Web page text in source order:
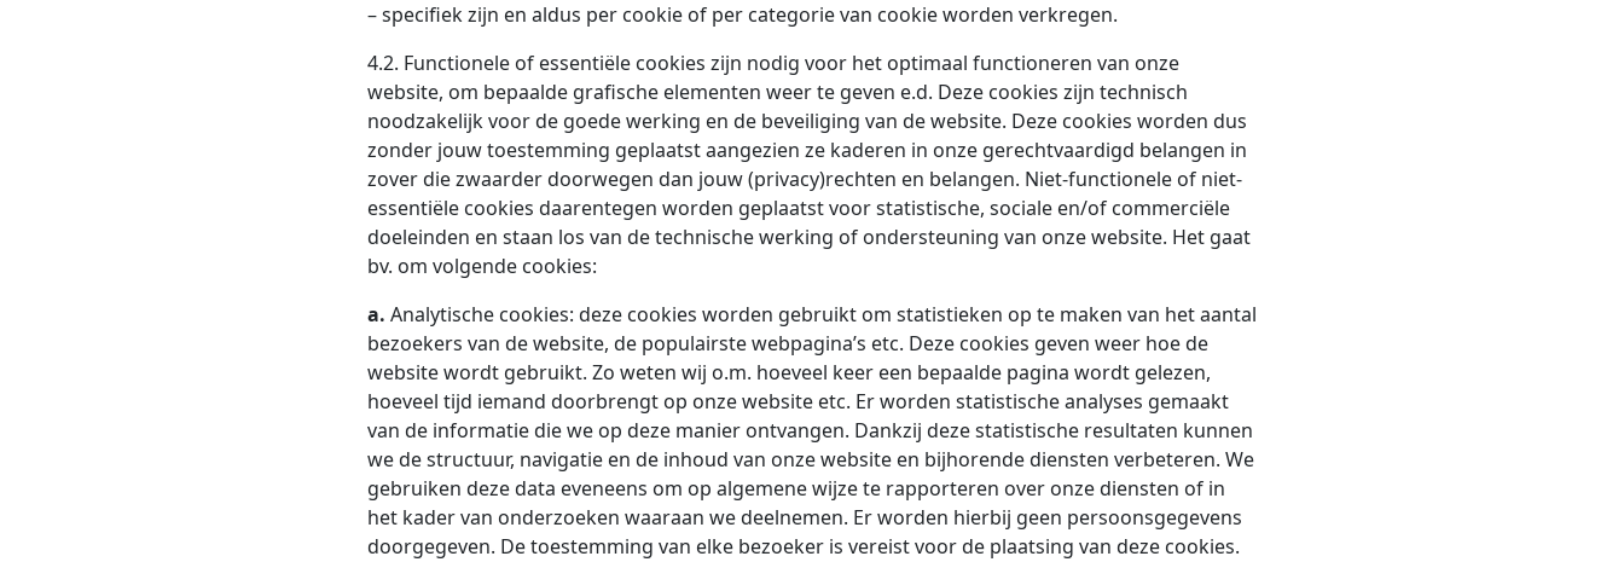
– specifiek zijn en aldus per cookie of per categorie van cookie worden verkregen.
4.2. Functionele of essentiële cookies zijn nodig voor het optimaal functioneren van onze
website, om bepaalde grafische elementen weer te geven e.d. Deze cookies zijn technisch
noodzakelijk voor de goede werking en de beveiliging van de website. Deze cookies worden dus
zonder jouw toestemming geplaatst aangezien ze kaderen in onze gerechtvaardigd belangen in
zover die zwaarder doorwegen dan jouw (privacy)rechten en belangen. Niet-functionele of niet-
essentiële cookies daarentegen worden geplaatst voor statistische, sociale en/of commerciële
doeleinden en staan los van de technische werking of ondersteuning van onze website. Het gaat
bv. om volgende cookies:
a. Analytische cookies: deze cookies worden gebruikt om statistieken op te maken van het aantal
bezoekers van de website, de populairste webpagina’s etc. Deze cookies geven weer hoe de
website wordt gebruikt. Zo weten wij o.m. hoeveel keer een bepaalde pagina wordt gelezen,
hoeveel tijd iemand doorbrengt op onze website etc. Er worden statistische analyses gemaakt
van de informatie die we op deze manier ontvangen. Dankzij deze statistische resultaten kunnen
we de structuur, navigatie en de inhoud van onze website en bijhorende diensten verbeteren. We
gebruiken deze data eveneens om op algemene wijze te rapporteren over onze diensten of in
het kader van onderzoeken waaraan we deelnemen. Er worden hierbij geen persoonsgegevens
doorgegeven. De toestemming van elke bezoeker is vereist voor de plaatsing van deze cookies.